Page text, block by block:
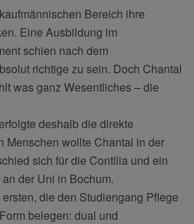
Bereich ihre
Eine Ausbildung im
schien nach dem
richtige zu sein. Doch Chantal
was ganz Wesentliches – die
deshalb die direkte
Menschen wollte Chantal in der
sich für die Contilia und ein
der Uni in Bochum.
die den Studiengang Pflege
belegen: dual und